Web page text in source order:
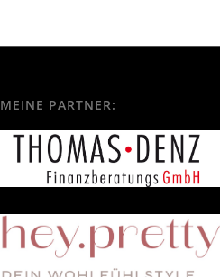
MEINE PARTNER: